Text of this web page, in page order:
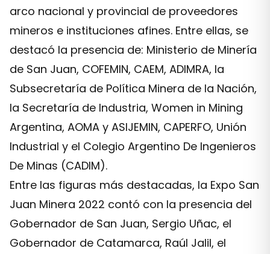
arco nacional y provincial de proveedores
mineros e instituciones afines. Entre ellas, se
destacó la presencia de: Ministerio de Minería
de San Juan, COFEMIN, CAEM, ADIMRA, la
Subsecretaría de Política Minera de la Nación,
la Secretaría de Industria, Women in Mining
Argentina, AOMA y ASIJEMIN, CAPERFO, Unión
Industrial y el Colegio Argentino De Ingenieros
De Minas (CADIM).
Entre las figuras más destacadas, la Expo San
Juan Minera 2022 contó con la presencia del
Gobernador de San Juan, Sergio Uñac, el
Gobernador de Catamarca, Raúl Jalil, el